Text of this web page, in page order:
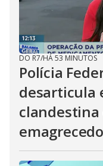
DO R7/HÁ 53 MINUTOS
Polícia
desarticula